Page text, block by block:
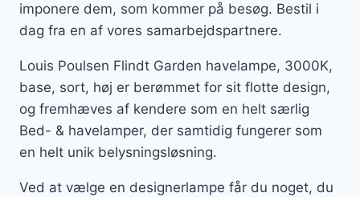
imponere dem, som kommer på besøg. Bestil i
dag fra en af vores samarbejdspartnere.
Louis Poulsen Flindt Garden havelampe, 3000K,
base, sort, høj er berømmet for sit flotte design,
og fremhæves af kendere som en helt særlig
Bed- & havelamper, der samtidig fungerer som
en helt unik belysningsløsning.
Ved at vælge en designerlampe får du noget, du